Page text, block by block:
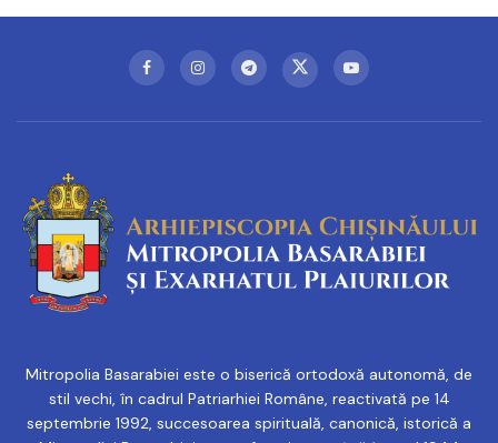
Mitropolia Basarabiei este o biserică ortodoxă autonomă, de
stil vechi, în cadrul Patriarhiei Române, reactivată pe 14
septembrie 1992, succesoarea spirituală, canonică, istorică a